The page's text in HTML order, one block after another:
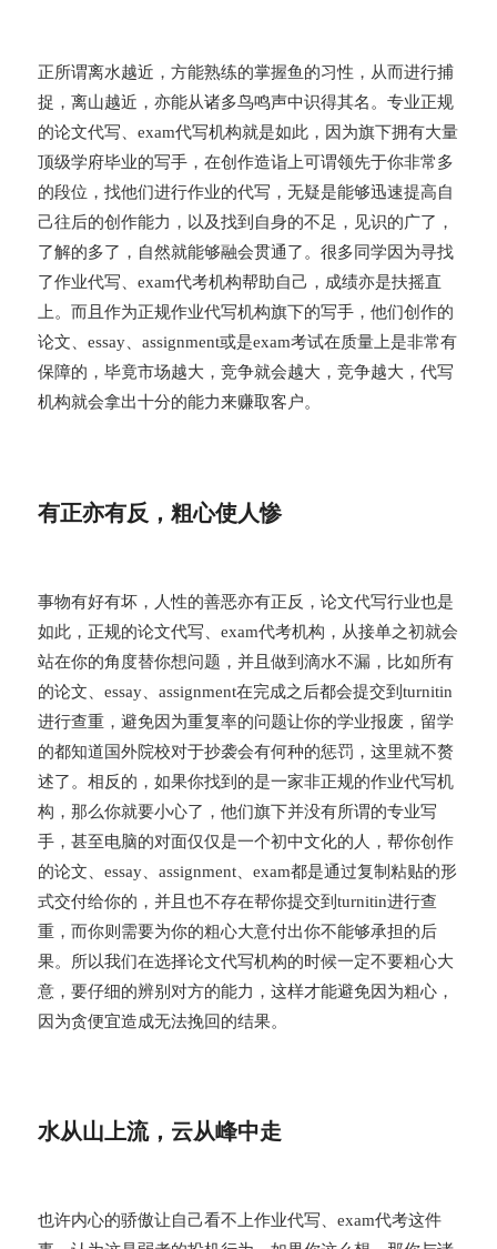
正所谓离水越近，方能熟练的掌握鱼的习性，从而进行捕
捉，离山越近，亦能从诸多鸟鸣声中识得其名。专业正规
的论文代写、exam代写机构就是如此，因为旗下拥有大量
顶级学府毕业的写手，在创作造诣上可谓领先于你非常多
的段位，找他们进行作业的代写，无疑是能够迅速提高自
己往后的创作能力，以及找到自身的不足，见识的广了，
了解的多了，自然就能够融会贯通了。很多同学因为寻找
了作业代写、exam代考机构帮助自己，成绩亦是扶摇直
上。而且作为正规作业代写机构旗下的写手，他们创作的
论文、essay、assignment或是exam考试在质量上是非常有
保障的，毕竟市场越大，竞争就会越大，竞争越大，代写
机构就会拿出十分的能力来赚取客户。
有正亦有反，粗心使人惨
事物有好有坏，人性的善恶亦有正反，论文代写行业也是
如此，正规的论文代写、exam代考机构，从接单之初就会
站在你的角度替你想问题，并且做到滴水不漏，比如所有
的论文、essay、assignment在完成之后都会提交到turnitin
进行查重，避免因为重复率的问题让你的学业报废，留学
的都知道国外院校对于抄袭会有何种的惩罚，这里就不赘
述了。相反的，如果你找到的是一家非正规的作业代写机
构，那么你就要小心了，他们旗下并没有所谓的专业写
手，甚至电脑的对面仅仅是一个初中文化的人，帮你创作
的论文、essay、assignment、exam都是通过复制粘贴的形
式交付给你的，并且也不存在帮你提交到turnitin进行查
重，而你则需要为你的粗心大意付出你不能够承担的后
果。所以我们在选择论文代写机构的时候一定不要粗心大
意，要仔细的辨别对方的能力，这样才能避免因为粗心，
因为贪便宜造成无法挽回的结果。
水从山上流，云从峰中走
也许内心的骄傲让自己看不上作业代写、exam代考这件